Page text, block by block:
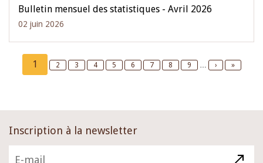
Bulletin mensuel des statistiques - Avril 2026
02 juin 2026
Pagination
Current
page
1 Page
2 Page
3 Page
4 Page
5 Page
6 Page
7 Page
8 Page
9 …
Next
›
Last
»
Inscription à la newsletter